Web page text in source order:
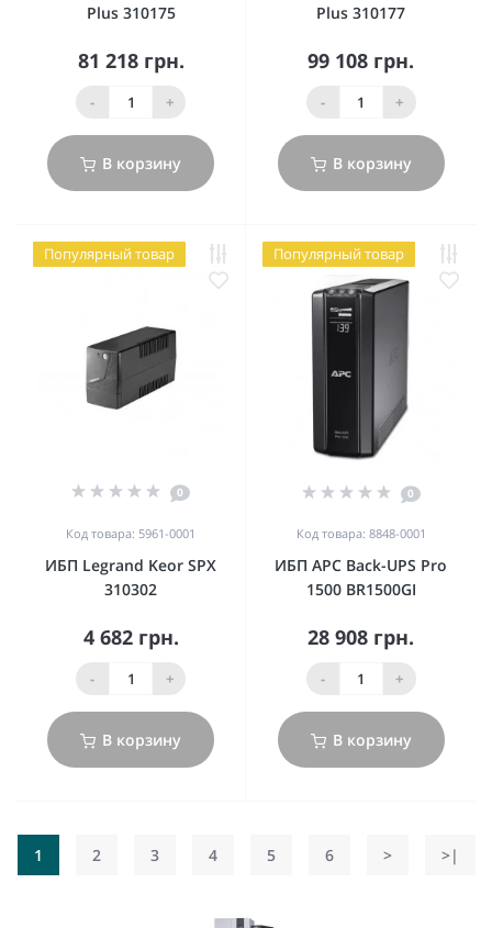
Plus 310175
81 218 грн.
- +
В корзину
Plus 310177
99 108 грн.
- +
В корзину
Популярный товар
0
Код товара: 5961-0001
ИБП Legrand Keor SPX
310302
4 682 грн.
- +
В корзину
Популярный товар
0
Код товара: 8848-0001
ИБП APC Back-UPS Pro
1500 BR1500GI
28 908 грн.
- +
В корзину
1 2 3 4 5 6 > >|